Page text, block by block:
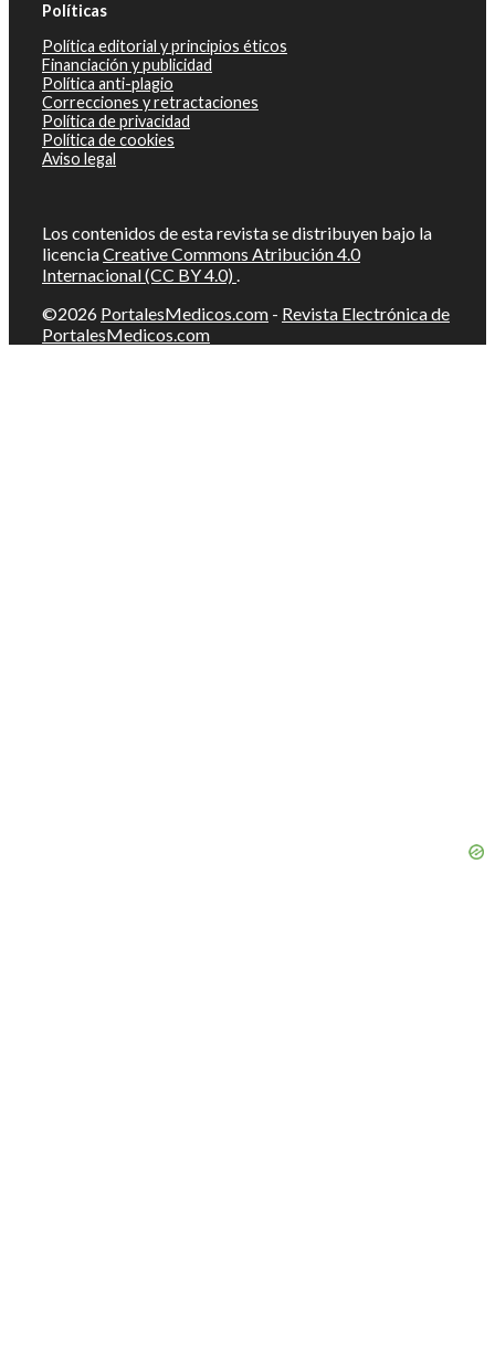
Políticas
Política editorial y principios éticos
Financiación y publicidad
Política anti-plagio
Correcciones y retractaciones
Política de privacidad
Política de cookies
Aviso legal
Los contenidos de esta revista se distribuyen bajo la
licenciaCreative Commons Atribución 4.0
Internacional (CC BY 4.0) .
©2026 PortalesMedicos.com - Revista Electrónica de
PortalesMedicos.com